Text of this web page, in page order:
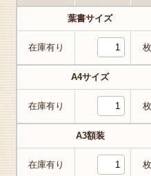
葉書サイズ
在庫有り 枚
A4サイズ
在庫有り 枚
A3額装
在庫有り 枚